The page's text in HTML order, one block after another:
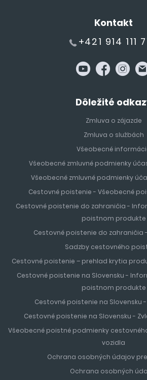
Kontakt
+421 914 111
Dôležité
Zmluva o zájazde
Zmluva o službách
Všeobecné
Všeobecné zmluvné podmienky
Všeobecné zmluvné podmienky
Cestovné poistenie - Všeobecné
Cestovné poistenie do zahraničia -
poistnom produkte
Cestovné poistenie do zahraničia
Sadzby cestovného
Cestovné poistenie – prehlad krytia
Cestovné poistenie na Slovensku -
poistnom produkte
Cestovné poistenie na Slovensku
Cestovné poistenie na Slovensku -
Všeobecné poistné podmienky
vozidla
Ochrana osobných údajov
Ochrana osobných